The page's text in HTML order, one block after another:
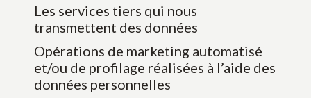
Les services tiers qui nous
transmettent des données
Opérations de marketing automatisé
et/ou de profilage réalisées à l’aide des
données personnelles